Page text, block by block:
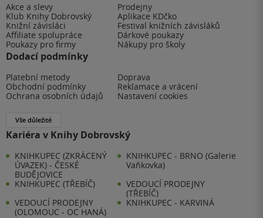
Akce a slevy
Prodejny
Klub Knihy Dobrovský
Aplikace KDčko
Knižní závisláci
Festival knižních závisláků
Affiliate spolupráce
Dárkové poukazy
Poukazy pro firmy
Nákupy pro školy
Dodací podmínky
Platební metody
Doprava
Obchodní podmínky
Reklamace a vrácení
Ochrana osobních údajů
Nastavení cookies
Vše důležité
Kariéra v Knihy Dobrovský
KNIHKUPEC (ZKRÁCENÝ
ÚVAZEK) - ČESKÉ
BUDĚJOVICE
KNIHKUPEC - BRNO (Galerie
Vaňkovka)
KNIHKUPEC (TŘEBÍČ)
VEDOUCÍ PRODEJNY
(TŘEBÍČ)
VEDOUCÍ PRODEJNY
(OLOMOUC - OC HANÁ)
KNIHKUPEC - KARVINÁ